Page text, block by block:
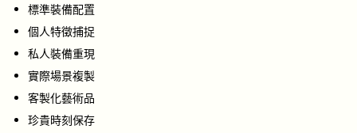
標準裝備配置
個人特徵捕捉
私人裝備重現
實際場景複製
客製化藝術品
珍貴時刻保存